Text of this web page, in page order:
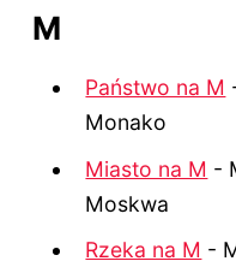
M
Państwo na M
Monako
Miasto na M -
Moskwa
Rzeka na M -